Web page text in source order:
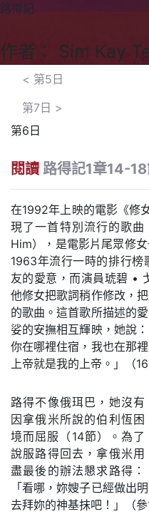
路得記
作者： Sim Kay
< 第5日
第7日 >
第6日
閱讀 路得記1章14-
在1992年上映的電影《修
現了一首特別流行的歌
Him），是電影片尾眾修
1963年流行一時的排行榜
友的愛意，而演員琥碧 •
他修女把歌詞稍作修改，
的歌曲。這首歌所描述的
娑的安撫相互輝映，她說
你在哪裡住宿，我也在那
上帝就是我的上帝。」（16
路得不像俄珥巴，她沒有
因拿俄米所說的伯利恆困
境而屈服（14節）。為了
說服路得回去，拿俄米用
盡最後的辦法懇求路得：
「看哪，妳嫂子已經做出
去拜妳的神基抹吧！」（